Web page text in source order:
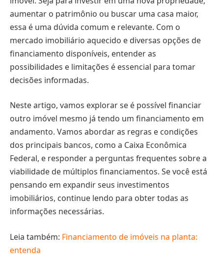
aumentar o patrimônio ou buscar uma casa maior,
essa é uma dúvida comum e relevante. Com o
mercado imobiliário aquecido e diversas opções de
financiamento disponíveis, entender as
possibilidades e limitações é essencial para tomar
decisões informadas.
Neste artigo, vamos explorar se é possível financiar
outro imóvel mesmo já tendo um financiamento em
andamento. Vamos abordar as regras e condições
dos principais bancos, como a Caixa Econômica
Federal, e responder a perguntas frequentes sobre a
viabilidade de múltiplos financiamentos. Se você está
pensando em expandir seus investimentos
imobiliários, continue lendo para obter todas as
informações necessárias.
Leia também: Financiamento de imóveis na planta:
entenda